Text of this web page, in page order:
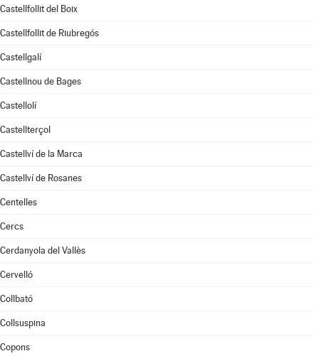
Castellfollit del Boix
Castellfollit de Riubregós
Castellgalí
Castellnou de Bages
Castellolí
Castellterçol
Castellví de la Marca
Castellví de Rosanes
Centelles
Cercs
Cerdanyola del Vallès
Cervelló
Collbató
Collsuspina
Copons